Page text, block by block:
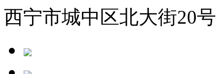
西宁市城中区北大街20